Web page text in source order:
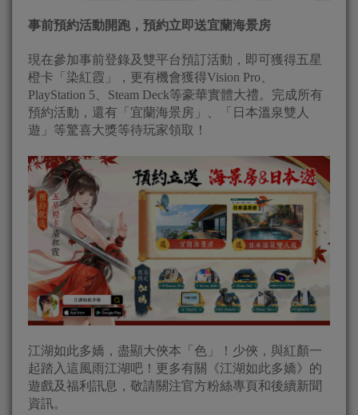
事前預約活動開跑，預約立即送宜蘭海景房
現在參加事前登錄及雙平台預訂活動，即可獲得五星
橙卡「染紅霞」，更有機會獲得Vision Pro、
PlayStation 5、Steam Deck等豪華實體大禮。完成所有
預約活動，還有「宜蘭海景房」、「日本溫泉雙人
遊」等驚喜大獎等待玩家領取！
江湖如此多嬌，盡顯大俠本「色」！少俠，與紅顏一
起踏入這風雨江湖吧！更多有關《江湖如此多嬌》的
遊戲及福利訊息，敬請關注官方粉絲專頁和後續新聞
資訊。